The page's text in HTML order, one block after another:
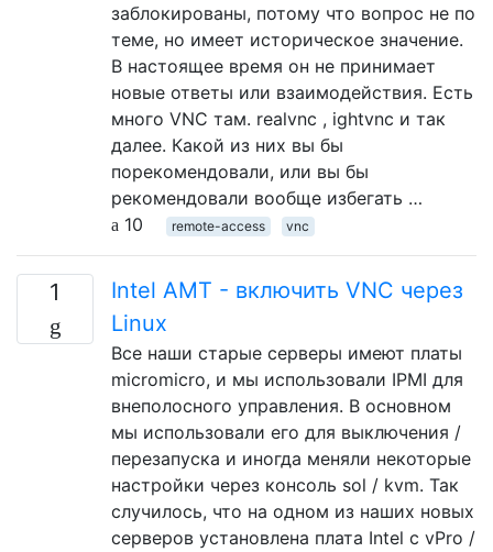
заблокированы, потому что вопрос не по
теме, но имеет историческое значение.
В настоящее время он не принимает
новые ответы или взаимодействия. Есть
много VNC там. realvnc , ightvnc и так
далее. Какой из них вы бы
порекомендовали, или вы бы
рекомендовали вообще избегать …
10
remote-access vnc
1
Intel AMT - включить VNC через
Linux
Все наши старые серверы имеют платы
micromicro, и мы использовали IPMI для
внеполосного управления. В основном
мы использовали его для выключения /
перезапуска и иногда меняли некоторые
настройки через консоль sol / kvm. Так
случилось, что на одном из наших новых
серверов установлена ​​плата Intel с vPro /